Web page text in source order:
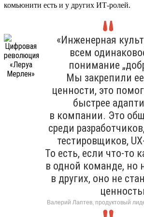
комьюнити есть и у других ИТ-ролей.
«Инженерная
всем
понимание
Мы закрепили
ценности, это
быстрее
в компании. Это
среди
тестировщиков,
То есть, если что-то
в одной команде, но
в других, оно не
Валерий Лаптев, продуктовый